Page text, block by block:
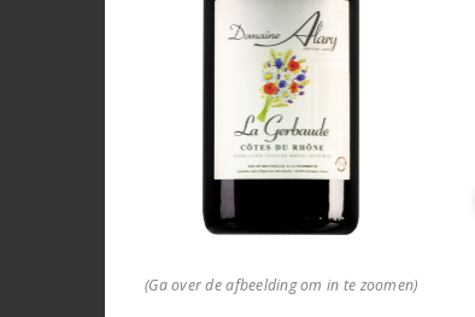
(Ga over de afbeelding om in te zoomen)